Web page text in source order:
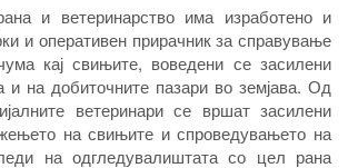
и ветеринарство има изработено и
и оперативен прирачник за справување
кај свињите, воведени се засилени
и на добиточните пазари во земјава. Од
ветеринари се вршат засилени
на свињите и спроведувањето на
на одгледувалиштата со цел рана